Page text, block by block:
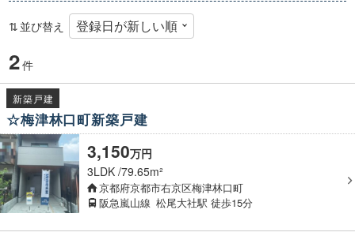
並び替え
2件
新築戸建
☆梅津林口町新築戸建
3LDK 79.65m²
京都府京都市右京区梅津林口町
阪急嵐山線 松尾大社駅 徒歩15分
3,150万円